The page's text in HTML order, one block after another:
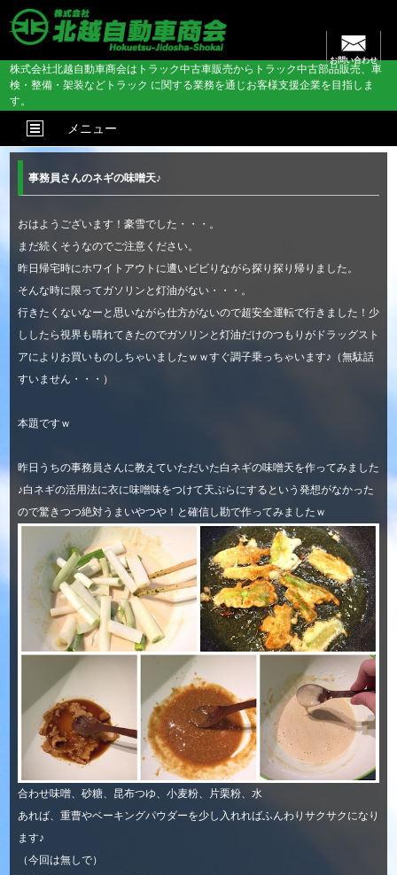
お問い合わせ
株式会社北越自動車商会はトラック中古車販売からトラック中古部品販売、車
検・整備・架装などトラック に関する業務を通じお客様支援企業を目指しま
す。
メニュー
事務員さんのネギの味噌天♪
おはようございます！豪雪でした・・・。
まだ続くそうなのでご注意ください。
昨日帰宅時にホワイトアウトに遭いビビりながら探り探り帰りました。
そんな時に限ってガソリンと灯油がない・・・。
行きたくないなーと思いながら仕方がないので超安全運転で行きました！少
ししたら視界も晴れてきたのでガソリンと灯油だけのつもりがドラッグスト
アによりお買いものしちゃいましたｗｗすぐ調子乗っちゃいます♪（無駄話
すいません・・・）
本題ですｗ
昨日うちの事務員さんに教えていただいた白ネギの味噌天を作ってみました
♪白ネギの活用法に衣に味噌味をつけて天ぷらにするという発想がなかった
ので驚きつつ絶対うまいやつや！と確信し勘で作ってみましたｗ
合わせ味噌、砂糖、昆布つゆ、小麦粉、片栗粉、水
あれば、重曹やベーキングパウダーを少し入れればふんわりサクサクになり
ます♪
（今回は無しで）